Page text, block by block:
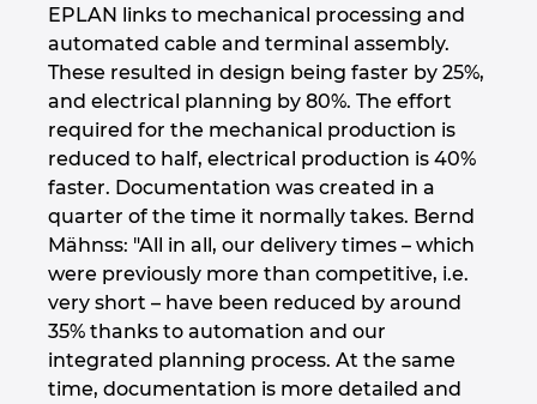
EPLAN links to mechanical processing and
automated cable and terminal assembly.
These resulted in design being faster by 25%,
and electrical planning by 80%. The effort
required for the mechanical production is
reduced to half, electrical production is 40%
faster. Documentation was created in a
quarter of the time it normally takes. Bernd
Mähnss: "All in all, our delivery times – which
were previously more than competitive, i.e.
very short – have been reduced by around
35% thanks to automation and our
integrated planning process. At the same
time, documentation is more detailed and